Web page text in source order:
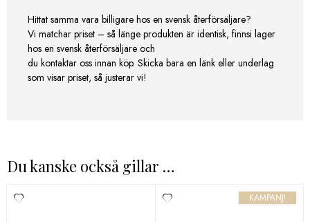
Hittat samma vara billigare hos en svensk återförsäljare?
Vi matchar priset – så länge produkten är identisk, finnsi lager
hos en svensk återförsäljare och
du kontaktar oss innan köp. Skicka bara en länk eller underlag
som visar priset, så justerar vi!
Du kanske också gillar …
KAMPANJ!